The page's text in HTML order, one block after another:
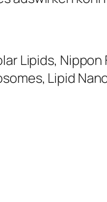
Lipids,
Lipid